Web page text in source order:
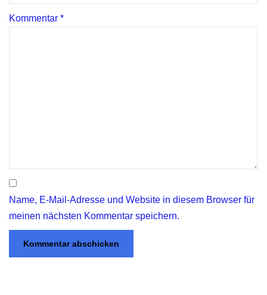
Kommentar *
Name, E-Mail-Adresse und Website in diesem Browser für
meinen nächsten Kommentar speichern.